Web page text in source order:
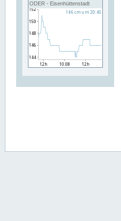
ODER - Eisenhüttenstadt